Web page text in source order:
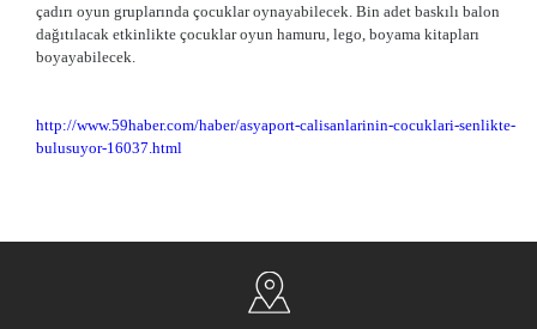
çadırı oyun gruplarında çocuklar oynayabilecek. Bin adet baskılı balon
dağıtılacak etkinlikte çocuklar oyun hamuru, lego, boyama kitapları
boyayabilecek.
http://www.59haber.com/haber/asyaport-calisanlarinin-cocuklari-senlikte-
bulusuyor-16037.html